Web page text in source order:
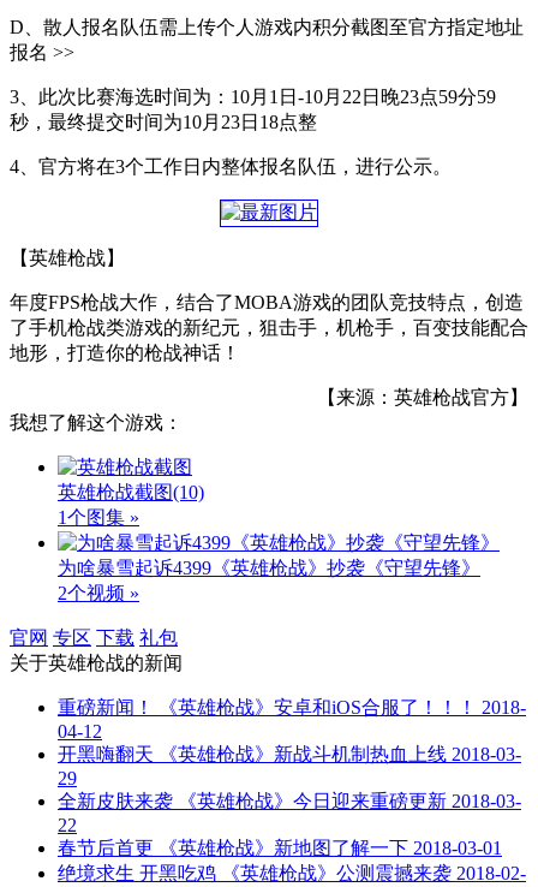
D、散人报名队伍需上传个人游戏内积分截图至官方指定地址
报名 >>
3、此次比赛海选时间为：10月1日-10月22日晚23点59分59
秒，最终提交时间为10月23日18点整
4、官方将在3个工作日内整体报名队伍，进行公示。
【英雄枪战】
年度FPS枪战大作，结合了MOBA游戏的团队竞技特点，创造
了手机枪战类游戏的新纪元，狙击手，机枪手，百变技能配合
地形，打造你的枪战神话！
【来源：英雄枪战官方】
我想了解这个游戏：
英雄枪战截图(10)
1个图集 »
为啥暴雪起诉4399《英雄枪战》抄袭《守望先锋》
2个视频 »
官网 专区 下载 礼包
关于英雄枪战的新闻
重磅新闻！ 《英雄枪战》安卓和iOS合服了！！！
2018-
04-12
开黑嗨翻天 《英雄枪战》新战斗机制热血上线 2018-03-
29
全新皮肤来袭 《英雄枪战》今日迎来重磅更新 2018-03-
22
春节后首更 《英雄枪战》新地图了解一下 2018-03-01
绝境求生 开黑吃鸡 《英雄枪战》公测震撼来袭 2018-02-